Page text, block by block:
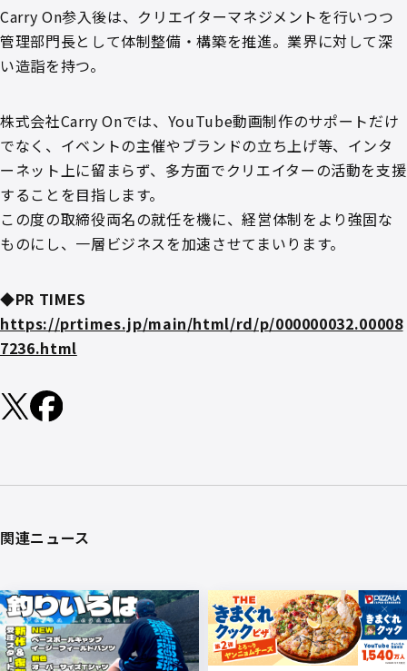
Carry On参入後は、クリエイターマネジメントを行いつつ
管理部門長として体制整備・構築を推進。業界に対して深
い造詣を持つ。
株式会社Carry Onでは、YouTube動画制作のサポートだけ
でなく、イベントの主催やブランドの立ち上げ等、インタ
ーネット上に留まらず、多方面でクリエイターの活動を支援
することを目指します。
この度の取締役両名の就任を機に、経営体制をより強固な
ものにし、一層ビジネスを加速させてまいります。
◆PR TIMES
https://prtimes.jp/main/html/rd/p/000000032.00008
7236.html
関連ニュース